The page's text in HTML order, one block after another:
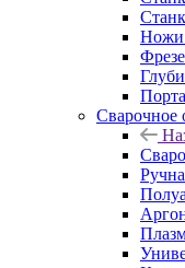
Ножи
Сварочное